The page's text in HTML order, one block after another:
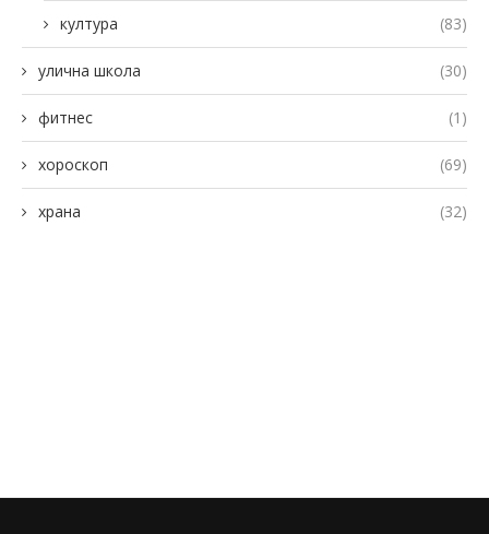
култура (83)
улична школа (30)
фитнес (1)
хороскоп (69)
храна (32)